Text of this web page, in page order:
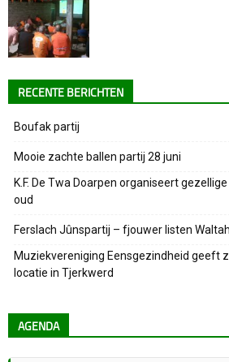
RECENTE BERICHTEN
Boufak partij
Mooie zachte ballen partij 28 juni
K.F. De Twa Doarpen organiseert
oud
Ferslach Jûnspartij – fjouwer listen
Muziekvereniging Eensgezindheid geeft
locatie in Tjerkwerd
AGENDA